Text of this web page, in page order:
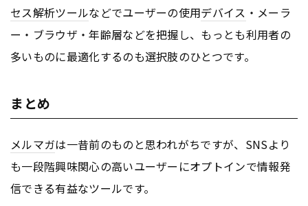
セス解析ツールなどでユーザーの使用デバイス ・メーラ
ー・ブラウザ・年齢層などを把握し、もっとも利用者の
多いものに最適化するのも選択肢のひとつです。
まとめ
メルマガは一昔前のものと思われがちですが、SNSより
も一段階興味関心の高いユーザーにオプトインで情報発
信できる有益なツールです。